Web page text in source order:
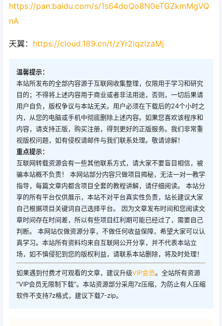
https://pan.baidu.com/s/1s64doQo8N0eTGZkmMgVQ
nA
天翼： https://cloud.189.cn/t/zYr2iqzIzaMj
温馨提示：
本站所发布的全部内容源于互联网收集整理，仅限用于学习和研究
目的；不得将上述内容用于商业或者非法用途，否则，一切后果请
用户自负，版权争议与本站无关。用户必须在下载后的24个小时之
内，从您的电脑或手机中彻底删除上述内容。如果您喜欢该程序和
内容，请支持正版，购买注册，得到更好的正版服务。我们非常重
视版权问题，如有侵权请邮件与我们联系处理。敬请谅解！
重点提示：
互联网转载资源会有一些其他联系方式，请大家不要盲目相信，被
骗本站概不负责！ 本网站部分内容只做项目揭秘，无法一对一教学
指导，每篇文章内都含项目全套的教程讲解，请仔细阅读。 本站分
享的所有平台仅供展示，本站不对平台真实性负责，站长建议大家
自己根据项目关键词自己选择平台。 因为文章发布时间和您阅读文
章时间存在时间差，所以有些项目红利期可能已经过了，需要自己
判断。 本网站仅做资源分享，不做任何收益保障，希望大家可以认
真学习。本站所有资料均来自互联网公开分享，并不代表本站立
场，如不慎侵犯到您的版权利益，请联系本站删除，将及时处理！
如果遇到付费才可观看的文章，建议升级VIP会员。全站所有资源
“VIP会员无限制下载”。本站资源部分采用7z压缩，为防止有人压缩
软件不支持7z格式，建议下载7-zip。